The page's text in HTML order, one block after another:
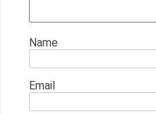
Name
Email